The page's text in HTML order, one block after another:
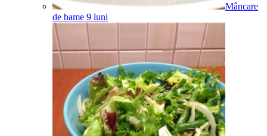
Mâncare
de bame 9 luni